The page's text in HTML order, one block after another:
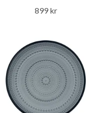
899 kr